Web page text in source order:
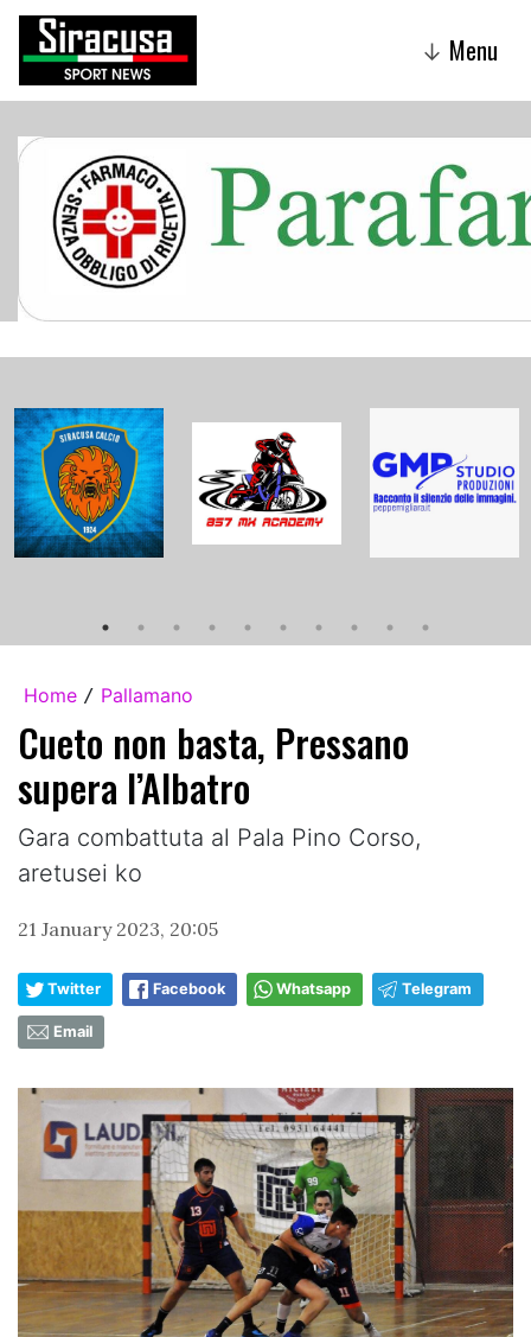
↓ Menu
Home / Pallamano
Cueto non basta, Pressano
supera l’Albatro
Gara combattuta al Pala Pino Corso,
aretusei ko
21 January 2023, 20:05
Twitter Facebook Whatsapp Telegram
Email